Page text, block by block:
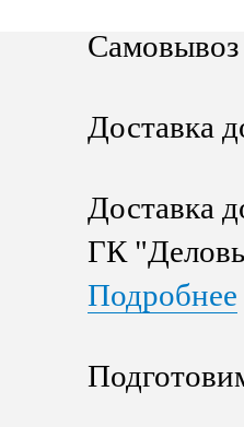
Доставка
Доставка
ГК
Подробнее